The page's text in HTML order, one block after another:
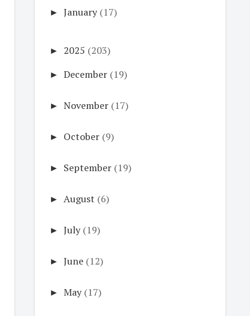
► January (17)
► 2025 (203)
► December (19)
► November (17)
► October (9)
► September (19)
► August (6)
► July (19)
► June (12)
► May (17)